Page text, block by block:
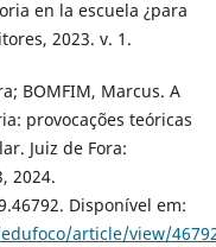
en la escuela ¿para
2023. v. 1.
BOMFIM, Marcus. A
provocações teóricas
Juiz de Fora:
2024.
Disponível em:
article/view/